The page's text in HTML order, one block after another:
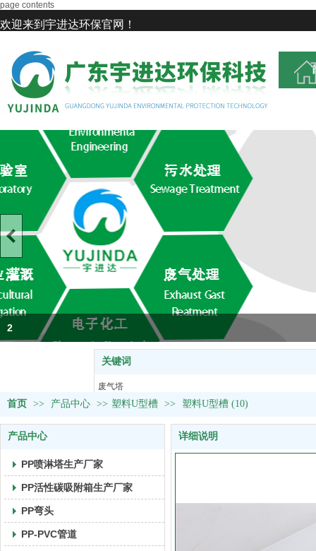
page contents
欢迎来到宇进达环保官网！
2
关键词
废气塔
塑料U型槽
首页 >> 产品中心 >> 塑料U型槽 >> 塑料U型槽 (10)
产品中心
PP喷淋塔生产厂家
PP活性碳吸附箱生产厂家
PP弯头
PP-PVC管道
详细说明